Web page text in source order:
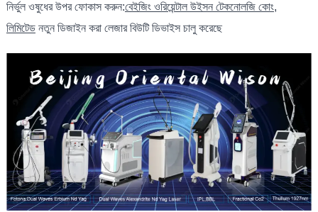
নির্ভুল ওষুধের উপর ফোকাস করুন:বেইজিং ওরিয়েন্টাল উইসন টেকনোলজি কোং,
লিমিটেডনতুন ডিজাইন করা লেজার বিউটি ডিভাইস চালু করেছে